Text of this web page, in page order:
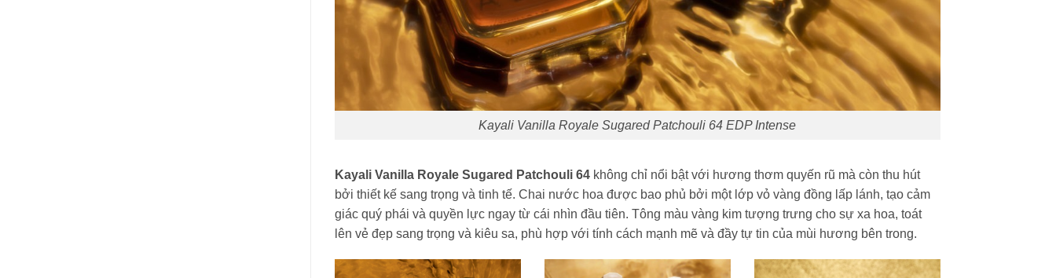
Kayali Vanilla Royale Sugared Patchouli 64 EDP Intense
Kayali Vanilla Royale Sugared Patchouli 64không chỉ nổi bật với hương thơm quyến rũ mà còn thu hút
bởi thiết kế sang trọng và tinh tế. Chai nước hoa được bao phủ bởi một lớp vỏ vàng đồng lấp lánh, tạo cảm
giác quý phái và quyền lực ngay từ cái nhìn đầu tiên. Tông màu vàng kim tượng trưng cho sự xa hoa, toát
lên vẻ đẹp sang trọng và kiêu sa, phù hợp với tính cách mạnh mẽ và đầy tự tin của mùi hương bên trong.